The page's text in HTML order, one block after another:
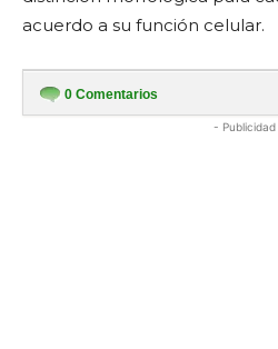
acuerdo a su función celular.
0 Comentarios
- Publicidad